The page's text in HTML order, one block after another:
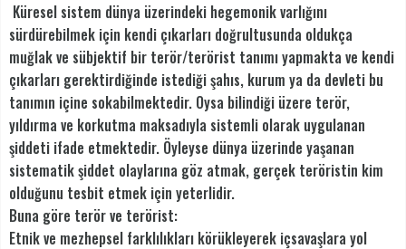
Küresel sistem dünya üzerindeki hegemonik varlığını
sürdürebilmek için kendi çıkarları doğrultusunda oldukça
muğlak ve sübjektif bir terör/terörist tanımı yapmakta ve kendi
çıkarları gerektirdiğinde istediği şahıs, kurum ya da devleti bu
tanımın içine sokabilmektedir. Oysa bilindiği üzere terör,
yıldırma ve korkutma maksadıyla sistemli olarak uygulanan
şiddeti ifade etmektedir. Öyleyse dünya üzerinde yaşanan
sistematik şiddet olaylarına göz atmak, gerçek teröristin kim
olduğunu tesbit etmek için yeterlidir.
Buna göre terör ve terörist:
Etnik ve mezhepsel farklılıkları körükleyerek içsavaşlara yol